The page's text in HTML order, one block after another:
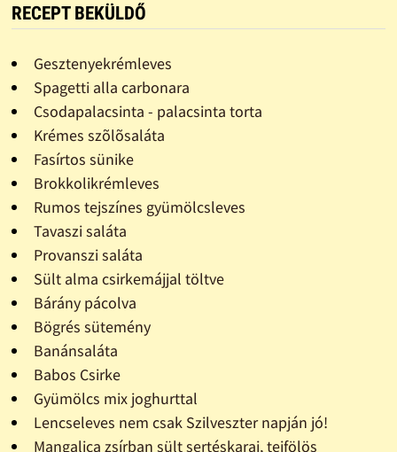
RECEPT BEKÜLDŐ
Gesztenyekrémleves
Spagetti alla carbonara
Csodapalacsinta - palacsinta torta
Krémes szõlõsaláta
Fasírtos sünike
Brokkolikrémleves
Rumos tejszínes gyümölcsleves
Tavaszi saláta
Provanszi saláta
Sült alma csirkemájjal töltve
Bárány pácolva
Bögrés sütemény
Banánsaláta
Babos Csirke
Gyümölcs mix joghurttal
Lencseleves nem csak Szilveszter napján jó!
Mangalica zsírban sült sertéskaraj, tejfölös